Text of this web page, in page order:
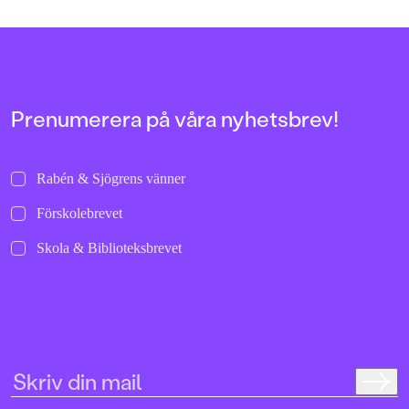
Prenumerera på våra nyhetsbrev!
Rabén & Sjögrens vänner
Förskolebrevet
Skola & Biblioteksbrevet